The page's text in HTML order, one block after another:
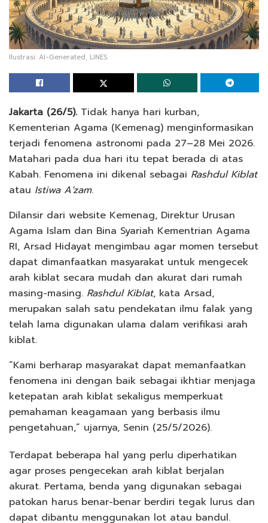
Ilustrasi: AI-Generated, LINES.
Jakarta (26/5).Tidak hanya hari kurban,
Kementerian Agama (Kemenag) menginformasikan
terjadi fenomena astronomi pada 27–28 Mei 2026.
Matahari pada dua hari itu tepat berada di atas
Kabah. Fenomena ini dikenal sebagai Rashdul Kiblat
atau Istiwa A‘zam.
Dilansir dari website Kemenag, Direktur Urusan
Agama Islam dan Bina Syariah Kementrian Agama
RI, Arsad Hidayat mengimbau agar momen tersebut
dapat dimanfaatkan masyarakat untuk mengecek
arah kiblat secara mudah dan akurat dari rumah
masing-masing. Rashdul Kiblat, kata Arsad,
merupakan salah satu pendekatan ilmu falak yang
telah lama digunakan ulama dalam verifikasi arah
kiblat.
“Kami berharap masyarakat dapat memanfaatkan
fenomena ini dengan baik sebagai ikhtiar menjaga
ketepatan arah kiblat sekaligus memperkuat
pemahaman keagamaan yang berbasis ilmu
pengetahuan,” ujarnya, Senin (25/5/2026).
Terdapat beberapa hal yang perlu diperhatikan
agar proses pengecekan arah kiblat berjalan
akurat. Pertama, benda yang digunakan sebagai
patokan harus benar-benar berdiri tegak lurus dan
dapat dibantu menggunakan lot atau bandul.